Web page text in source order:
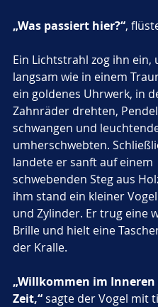
„Was passiert hier?“,
Ein Lichtstrahl zog ihn ein,
langsam wie in einem
ein goldenes Uhrwerk, in
Zahnräder drehten, Pendel
schwangen und
umherschwebten.
landete er sanft auf einem
schwebenden Steg aus
ihm stand ein kleiner
und Zylinder. Er trug eine
Brille und hielt eine
der Kralle.
„Willkommen im Inneren
Zeit,“ sagte der Vogel mit